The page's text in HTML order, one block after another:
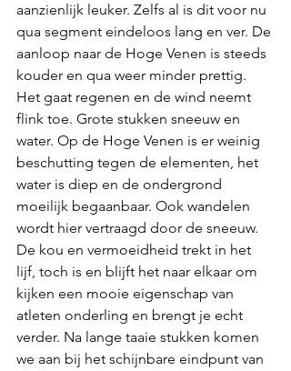
aanzienlijk leuker. Zelfs al is dit voor nu
qua segment eindeloos lang en ver. De
aanloop naar de Hoge Venen is steeds
kouder en qua weer minder prettig.
Het gaat regenen en de wind neemt
flink toe. Grote stukken sneeuw en
water. Op de Hoge Venen is er weinig
beschutting tegen de elementen, het
water is diep en de ondergrond
moeilijk begaanbaar. Ook wandelen
wordt hier vertraagd door de sneeuw.
De kou en vermoeidheid trekt in het
lijf, toch is en blijft het naar elkaar om
kijken een mooie eigenschap van
atleten onderling en brengt je echt
verder. Na lange taaie stukken komen
we aan bij het schijnbare eindpunt van